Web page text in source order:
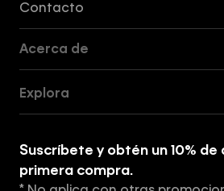
Contacto
Acerca de
Tiendas
Explora
Suscríbete y obtén un 10%
primera compra.